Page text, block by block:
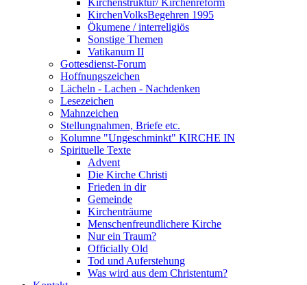
Kirchenstruktur/ Kirchenreform
KirchenVolksBegehren 1995
Ökumene / interreligiös
Sonstige Themen
Vatikanum II
Gottesdienst-Forum
Hoffnungszeichen
Lächeln - Lachen - Nachdenken
Lesezeichen
Mahnzeichen
Stellungnahmen, Briefe etc.
Kolumne "Ungeschminkt" KIRCHE IN
Spirituelle Texte
Advent
Die Kirche Christi
Frieden in dir
Gemeinde
Kirchenträume
Menschenfreundlichere Kirche
Nur ein Traum?
Officially Old
Tod und Auferstehung
Was wird aus dem Christentum?